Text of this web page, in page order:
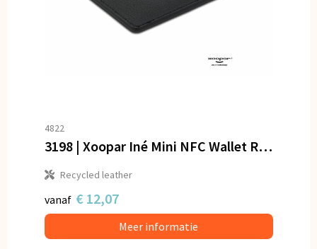
4822
3198 | Xoopar Iné Mini NFC Wallet Recycled Leather
Recycled leather
vanaf € 12,07
Meer informatie